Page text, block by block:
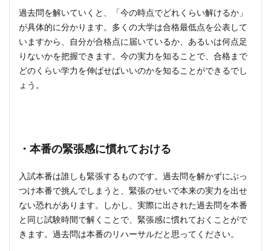
過去問を解いていくと、「今の時点でどれくらい解けるか」
が具体的に分かります。多くの大学は合格最低点を公表して
いますから、自分が合格点に届いているか、あるいは何点足
りないかを把握できます。今の実力を知ることで、合格まで
どのくらい学力を伸ばせばいいのかを知ることができるでし
ょう。
・本番の緊張感に慣れておける
入試本番は誰しも緊張するものです。過去問を解かずにぶっ
つけ本番で挑んでしまうと、緊張のせいで本来の実力を出せ
ない恐れがあります。しかし、実際に出された過去問を本番
と同じ試験時間で解くことで、緊張感に慣れておくことがで
きます。過去問は本番のリハーサルだと思ってください。